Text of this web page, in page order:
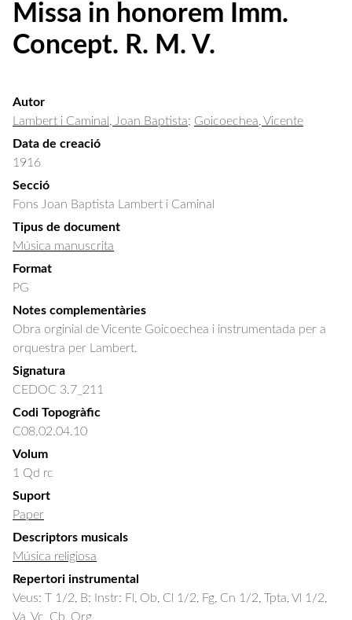
Missa in honorem Imm.
Concept. R. M. V.
Autor
Lambert i Caminal, Joan Baptista; Goicoechea, Vicente
Data de creació
1916
Secció
Fons Joan Baptista Lambert i Caminal
Tipus de document
Música manuscrita
Format
PG
Notes complementàries
Obra orginial de Vicente Goicoechea i instrumentada per a
orquestra per Lambert.
Signatura
CEDOC 3.7_211
Codi Topogràfic
C08.02.04.10
Volum
1 Qd rc
Suport
Paper
Descriptors musicals
Música religiosa
Repertori instrumental
Veus: T 1/2, B; Instr: Fl, Ob, Cl 1/2, Fg, Cn 1/2, Tpta, Vl 1/2,
Va, Vc, Cb, Org